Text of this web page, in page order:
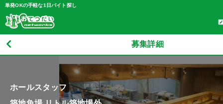
単発OKの手軽な1日バイト探し
募集詳細
ホールスタッフ